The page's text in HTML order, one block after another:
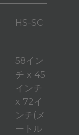
HS-SC
58イン
チ x 45
インチ
x 72イ
ンチ(メ
ートル